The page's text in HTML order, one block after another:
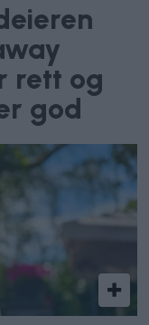
rett og
god